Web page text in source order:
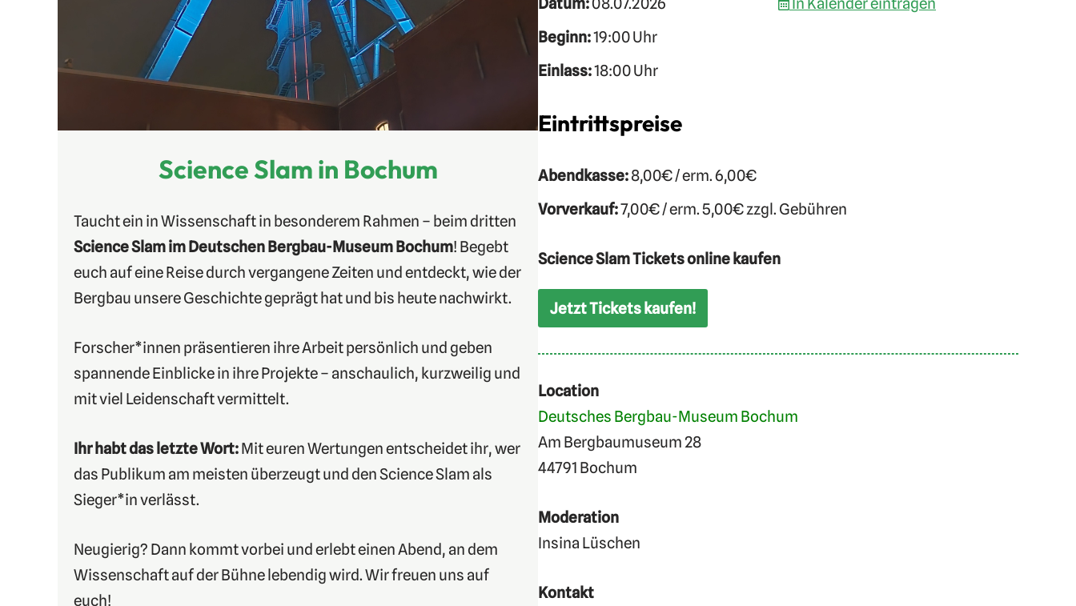
Science Slam in Bochum
Taucht ein in Wissenschaft in besonderem Rahmen – beim dritten
Science Slam im Deutschen Bergbau-Museum Bochum! Begebt
euch auf eine Reise durch vergangene Zeiten und entdeckt, wie der
Bergbau unsere Geschichte geprägt hat und bis heute nachwirkt.
Forscher*innen präsentieren ihre Arbeit persönlich und geben
spannende Einblicke in ihre Projekte – anschaulich, kurzweilig und
mit viel Leidenschaft vermittelt.
Ihr habt das letzte Wort:Mit euren Wertungen entscheidet ihr, wer
das Publikum am meisten überzeugt und den Science Slam als
Sieger*in verlässt.
Neugierig? Dann kommt vorbei und erlebt einen Abend, an dem
Wissenschaft auf der Bühne lebendig wird. Wir freuen uns auf
euch!
Beginn:19:00 Uhr
Einlass:18:00 Uhr
Eintrittspreise
Abendkasse:8,00€ / erm. 6,00€
Vorverkauf:7,00€ / erm. 5,00€ zzgl. Gebühren
Science Slam Tickets online kaufen
Jetzt Tickets kaufen!
Location
Deutsches Bergbau-Museum Bochum
Am Bergbaumuseum 28
44791 Bochum
Moderation
Insina Lüschen
Kontakt